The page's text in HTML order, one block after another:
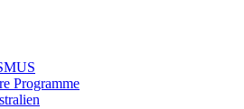
Programme